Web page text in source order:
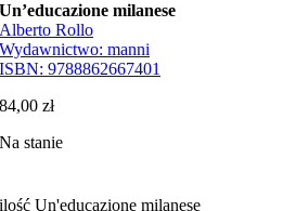
Un’educazione milanese
Alberto Rollo
Wydawnictwo:manni
ISBN:9788862667401
84,00zł
Na stanie
ilość Un'educazione milanese